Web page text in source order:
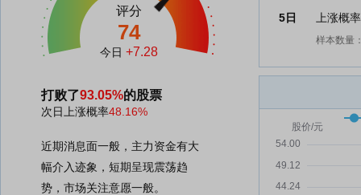
评分
74
今日 +7.28
打败了93.05%的股票
次日上涨概率48.16%
近期消息面一般，主力资金有大
幅介入迹象，短期呈现震荡趋
势，市场关注意愿一般。
5日 上涨概
样本数量